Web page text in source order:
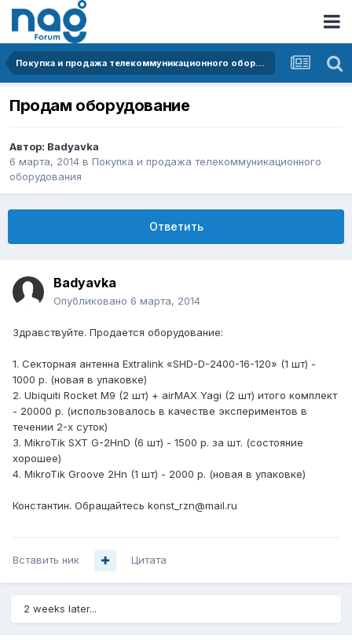
Покупка и продажа телекоммуникационного оборудования
Продам оборудование
Автор: Badyavka
6 марта, 2014 в Покупка и продажа телекоммуникационного
оборудования
Ответить
Badyavka
Опубликовано 6 марта, 2014
Здравствуйте. Продается оборудование:
1. Секторная антенна Extralink «SHD-D-2400-16-120» (1 шт) -
1000 р. (новая в упаковке)
2. Ubiquiti Rocket M9 (2 шт) + airMAX Yagi (2 шт) итого комплект
- 20000 р. (использовалось в качестве экспериментов в
течении 2-х суток)
3. MikroTik SXT G-2HnD (6 шт) - 1500 р. за шт. (состояние
хорошее)
4. MikroTik Groove 2Hn (1 шт) - 2000 р. (новая в упаковке)
Константин. Обращайтесь konst_rzn@mail.ru
Вставить ник Цитата
2 weeks later...